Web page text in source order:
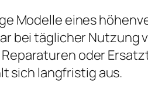
Modelle eines
bei täglicher Nutzung
oder
sich langfristig aus.